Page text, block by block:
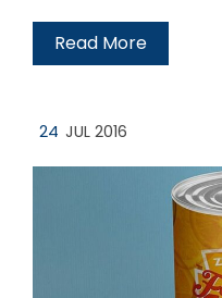
Read More
24 JUL 2016